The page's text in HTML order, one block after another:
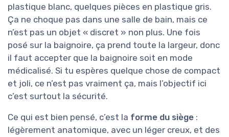
plastique blanc, quelques pièces en plastique gris.
Ça ne choque pas dans une salle de bain, mais ce
n’est pas un objet « discret » non plus. Une fois
posé sur la baignoire, ça prend toute la largeur, donc
il faut accepter que la baignoire soit en mode
médicalisé. Si tu espères quelque chose de compact
et joli, ce n’est pas vraiment ça, mais l’objectif ici
c’est surtout la sécurité.
Ce qui est bien pensé, c’est la forme du siège :
légèrement anatomique, avec un léger creux, et des